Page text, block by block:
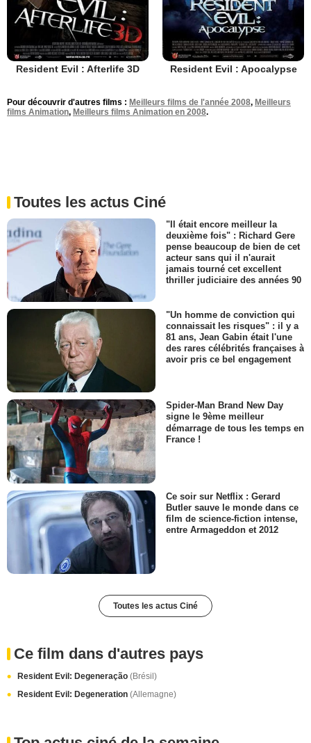
Resident Evil : Afterlife 3D Resident Evil : Apocalypse
Pour découvrir d'autres films : Meilleurs films de l'année 2008, Meilleurs
films Animation, Meilleurs films Animation en 2008.
Toutes les actus Ciné
"Il était encore meilleur la
deuxième fois" : Richard Gere
pense beaucoup de bien de cet
acteur sans qui il n'aurait
jamais tourné cet excellent
thriller judiciaire des années 90
"Un homme de conviction qui
connaissait les risques" : il y a
81 ans, Jean Gabin était l'une
des rares célébrités françaises à
avoir pris ce bel engagement
Spider-Man Brand New Day
signe le 9ème meilleur
démarrage de tous les temps en
France !
Ce soir sur Netflix : Gerard
Butler sauve le monde dans ce
film de science-fiction intense,
entre Armageddon et 2012
Toutes les actus Ciné
Ce film dans d'autres pays
Resident Evil: Degeneração (Brésil)
Resident Evil: Degeneration (Allemagne)